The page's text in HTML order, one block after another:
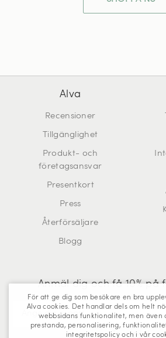
Alva
Recensioner
Tillgänglighet
Produkt- och
företagsansvar
Presentkort
Press
Återförsäljare
Blogg
Anmäl dig och få 10% på
Trustpilot
För att ge dig som besökare en bra
Alva cookies. Det handlar dels om helt
webbsidans funktionalitet, men även
prestanda, personalisering,
integritetspolicyoch i vår